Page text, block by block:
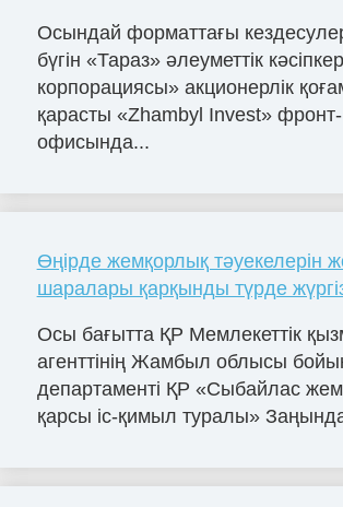
Осындай форматтағы
бүгін «Тараз» әлеуметтік
корпорациясы» акционерлік
қарасты «Zhambyl Invest» фронт-
офисында...
Өңірде жемқорлық тәуекелерін
шаралары қарқынды түрде
Осы бағытта ҚР Мемлекеттік
агенттінің Жамбыл облысы
департаменті ҚР «Сыбайлас
қарсы іс-қимыл туралы»